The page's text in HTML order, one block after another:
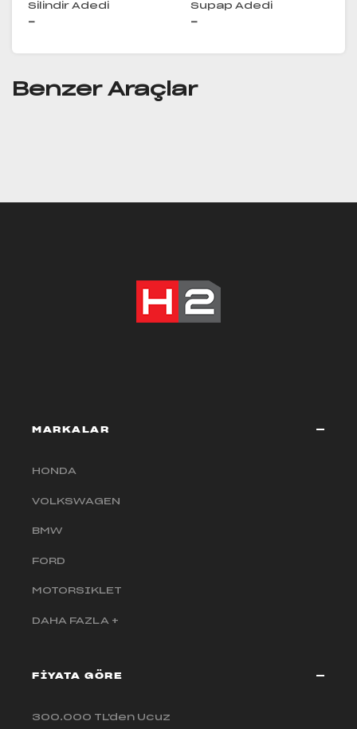
Silindir Adedi
-
Supap Adedi
-
Benzer Araçlar
MARKALAR
HONDA
VOLKSWAGEN
BMW
FORD
MOTORSIKLET
DAHA FAZLA +
FİYATA GÖRE
300.000 TL'den Ucuz